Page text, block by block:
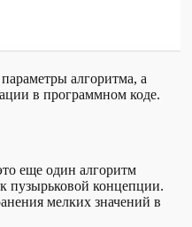
алгоритма, а
в программном коде.
еще один алгоритм
пузырьковой концепции.
мелких значений в